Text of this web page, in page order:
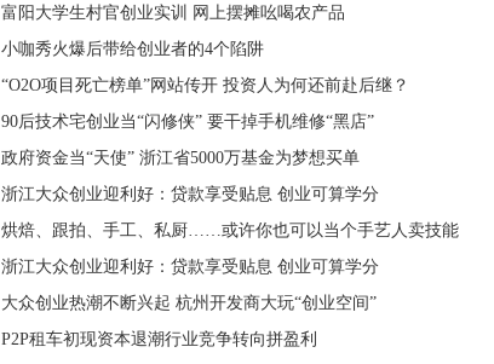
富阳大学生村官创业实训 网上摆摊吆喝农产品
小咖秀火爆后带给创业者的4个陷阱
“O2O项目死亡榜单”网站传开 投资人为何还前赴后继？
90后技术宅创业当“闪修侠” 要干掉手机维修“黑店”
政府资金当“天使” 浙江省5000万基金为梦想买单
浙江大众创业迎利好：贷款享受贴息 创业可算学分
烘焙、跟拍、手工、私厨……或许你也可以当个手艺人卖技能
浙江大众创业迎利好：贷款享受贴息 创业可算学分
大众创业热潮不断兴起 杭州开发商大玩“创业空间”
P2P租车初现资本退潮行业竞争转向拼盈利